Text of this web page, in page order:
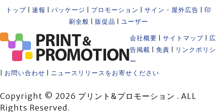
トップ 速報 パッケージ プロモーション サイン・屋外広告
印
刷全般
販促品 ユーザー
会社概要 サイトマップ
広
告掲載
免責
リンクポリシ
ー
お問い合わせ ニュースリリースをお寄せください
Copyright © 2026 プリント&プロモーション . ALL
Rights Reserved.